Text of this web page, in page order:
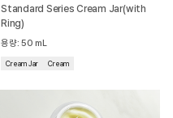
Standard Series Cream Jar(with
Ring)
용량:50 mL
Cream Jar Cream